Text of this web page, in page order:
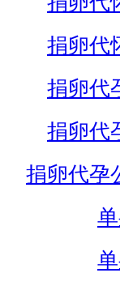
捐卵代
捐卵代
捐卵代
捐卵代孕